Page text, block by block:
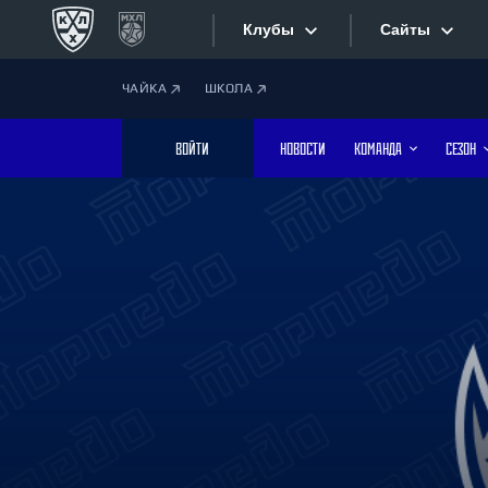
Клубы
Дивизион Боброва
Лада
Сайты
Фотобанк
ЧАЙКА ШКОЛА
ВОЙТИ НОВОСТИ КОМАНДА СЕЗОН